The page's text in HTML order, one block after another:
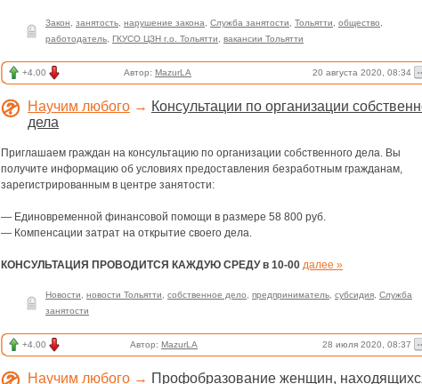
Закон занятость нарушение закона Служба занятости Тольятти общество
работодатель ГКУСО ЦЗН г.о. Тольятти вакансии Тольятти
+4.00 Автор: MazurLA 20 августа 2020, 08:34
Научим любого → Консультации по организации
дела
Приглашаем граждан на консультацию по организации собственного дела. Вы
получите информацию об условиях предоставления безработным гражданам,
зарегистрированным в центре занятости:
— Единовременной финансовой помощи в размере 58 800 руб.
— Компенсации затрат на открытие своего дела.
КОНСУЛЬТАЦИЯ ПРОВОДИТСЯ КАЖДУЮ СРЕДУ в 10-00 далее »
Новости новости Тольятти собственное дело предприниматель субсидия Служба
занятости
+4.00 Автор: MazurLA 28 июля 2020, 08:37
Научим любого → Профобразование женщин,